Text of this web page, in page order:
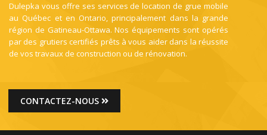
Dulepka vous offre ses services de location de grue mobile
au Québec et en Ontario, principalement dans la grande
région de Gatineau-Ottawa. Nos équipements sont opérés
par des grutiers certifiés prêts à vous aider dans la réussite
de vos travaux de construction ou de rénovation.
CONTACTEZ-NOUS